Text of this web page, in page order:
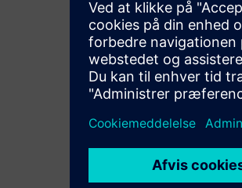
Build
Udvider eller
produkt/en
nyt produkt
integration af
produkt